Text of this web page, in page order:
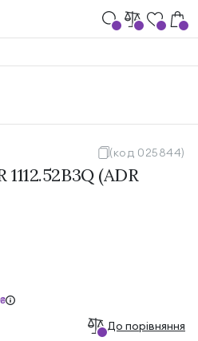
(код 025844)
(ADR
₴
До порівняння